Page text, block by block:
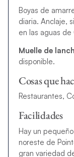
Boyas de
diaria. Anclaje,
en las aguas de
Muelle de
disponible.
Cosas que
Restaurantes,
Facilidades
Hay un
noreste de
gran variedad